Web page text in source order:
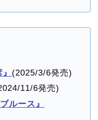
(2025/3/6発売)
11/6発売)
ルース』